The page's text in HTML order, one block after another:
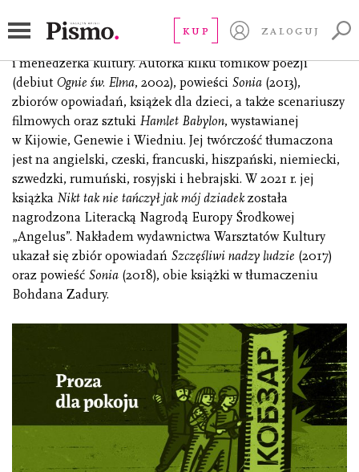
KUP ZALOGUJ
Babkina Kateryna
(ur. 1985), ukraińska pisarka, dziennikarka, scenarzystka
i menedżerka kultury. Autorka kilku tomików poezji
(debiut Ognie św. Elma, 2002), powieści Sonia (2013),
zbiorów opowiadań, książek dla dzieci, a także scenariuszy
filmowych oraz sztuki Hamlet Babylon, wystawianej
w Kijowie, Genewie i Wiedniu. Jej twórczość tłumaczona
jest na angielski, czeski, francuski, hiszpański, niemiecki,
szwedzki, rumuński, rosyjski i hebrajski. W 2021 r. jej
książka Nikt tak nie tańczył jak mój dziadekzostała
nagrodzona Literacką Nagrodą Europy Środkowej
„Angelus”. Nakładem wydawnictwa Warsztatów Kultury
ukazał się zbiór opowiadań Szczęśliwi nadzy ludzie (2017)
oraz powieść Sonia (2018), obie książki w tłumaczeniu
Bohdana Zadury.